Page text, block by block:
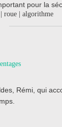
pour la
roue | algorithme
Rémi, qui